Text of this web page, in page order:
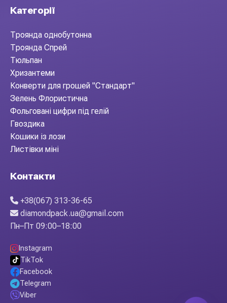
Категорії
Троянда однобутонна
Троянда Спрей
Тюльпан
Хризантеми
Конверти для грошей "Стандарт"
Зелень Флористична
Фольговані цифри під гелій
Гвоздика
Кошики із лози
Листівки міні
Контакти
+38(067) 313-36-65
diamondpack.ua@gmail.com
Пн–Пт 09:00–18:00
Instagram
TikTok
Facebook
Telegram
Viber